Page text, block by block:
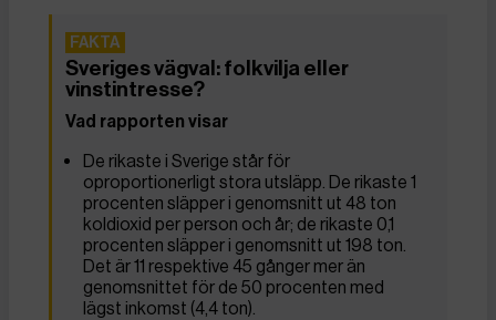
Sveriges vägval: folkvilja eller
vinstintresse?
Vad rapporten visar
De rikaste i Sverige står för
oproportionerligt stora utsläpp. De rikaste 1
procenten släpper i genomsnitt ut 48 ton
koldioxid per person och år; de rikaste 0,1
procenten släpper i genomsnitt ut 198 ton.
Det är 11 respektive 45 gånger mer än
genomsnittet för de 50 procenten med
lägst inkomst (4,4 ton).